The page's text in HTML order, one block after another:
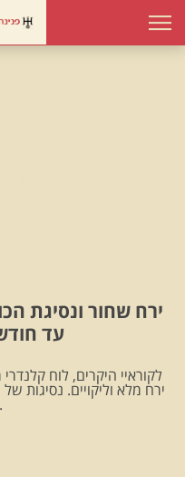
ירח שחור ונסיגת
עד חודש
לקוראיי היקרים, לוח
ירח מלא וליקויים. נסיגות